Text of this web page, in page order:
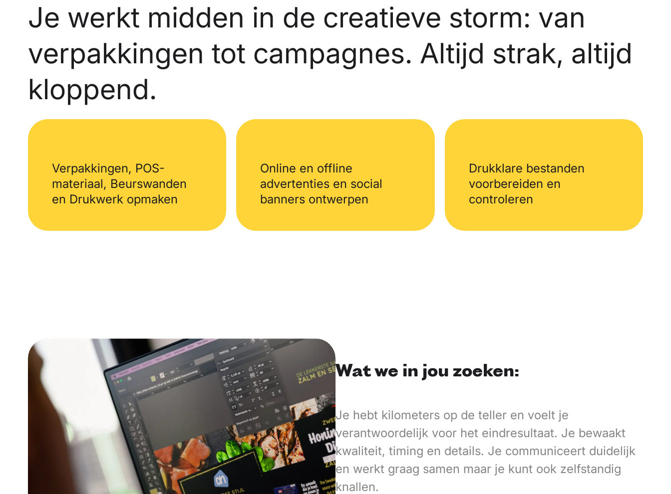
Je werkt midden in de creatieve storm: van
verpakkingen tot campagnes. Altijd strak, altijd
kloppend.
Verpakkingen, POS-
materiaal, Beurswanden
en Drukwerk opmaken
Online en offline
advertenties en social
banners ontwerpen
Drukklare bestanden
voorbereiden en
controleren
Wat we in jou zoeken:
Je hebt kilometers op de teller en voelt je
verantwoordelijk voor het eindresultaat. Je bewaakt
kwaliteit, timing en details. Je communiceert duidelijk
en werkt graag samen maar je kunt ook zelfstandig
knallen.